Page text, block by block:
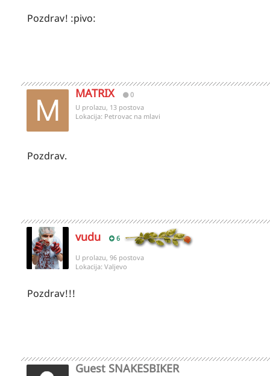
Pozdrav! :pivo:
MATRIX 0
U prolazu, 13 postova
Lokacija: Petrovac na mlavi
Pozdrav.
vudu 6
U prolazu, 96 postova
Lokacija: Valjevo
Pozdrav!!!
Guest SNAKESBIKER